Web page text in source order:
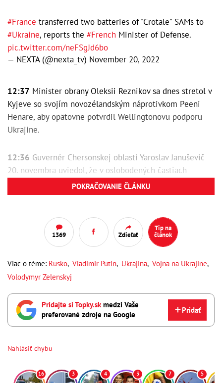
#France transferred two batteries of "Crotale" SAMs to
#Ukraine, reports the #French Minister of Defense.
pic.twitter.com/neFSgJd6bo
— NEXTA (@nexta_tv) November 20, 2022
12:37 Minister obrany Oleksii Reznikov sa dnes stretol v
Kyjeve so svojím novozélandským náprotivkom Peeni
Henare, aby opätovne potvrdil Wellingtonovu podporu
Ukrajine.
12:36 Guvernér Chersonskej oblasti Yaroslav Januševič
20. novembra uviedol, že v oslobodených častiach
Chersonskej oblasti bolo obnovených 52 mobilných
základňových staníc a tri veže pre mobilnú komunikáciu.
POKRAČOVANIE ČLÁNKU
1369 Zdieľať
Tip na
článok
Viac o téme: Rusko, Vladimir Putin, Ukrajina, Vojna na Ukrajine,
Volodymyr Zelenskyj
Pridajte si Topky.skmedzi Vaše
preferované zdroje na Google
Pridať
Nahlásiť chybu
16 3 4 3 7 5